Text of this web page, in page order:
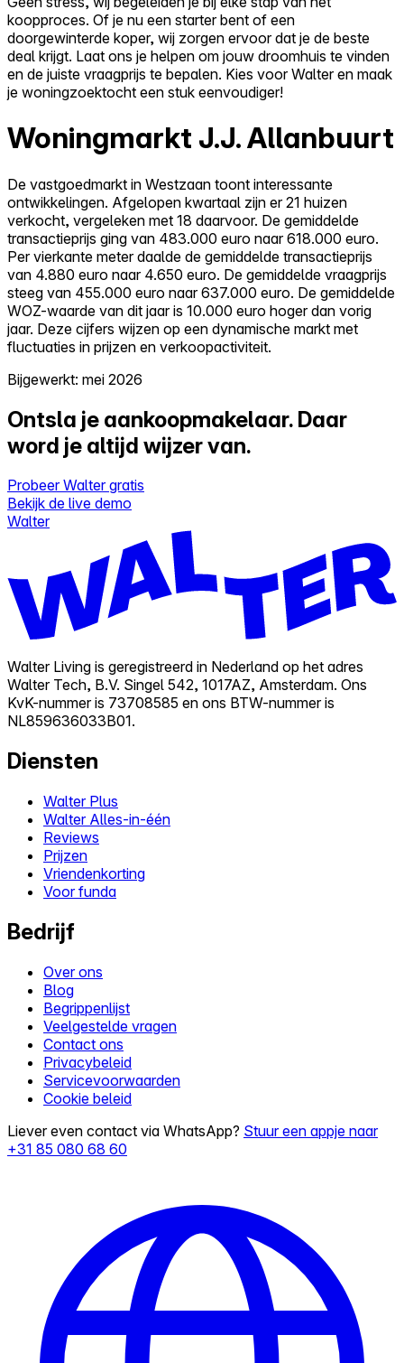
koopproces. Of je nu een starter bent of een
doorgewinterde koper, wij zorgen ervoor dat je de beste
deal krijgt. Laat ons je helpen om jouw droomhuis te vinden
en de juiste vraagprijs te bepalen. Kies voor Walter en maak
je woningzoektocht een stuk eenvoudiger!
Woningmarkt J.J. Allanbuurt
De vastgoedmarkt in Westzaan toont interessante
ontwikkelingen. Afgelopen kwartaal zijn er 21 huizen
verkocht, vergeleken met 18 daarvoor. De gemiddelde
transactieprijs ging van 483.000 euro naar 618.000 euro.
Per vierkante meter daalde de gemiddelde transactieprijs
van 4.880 euro naar 4.650 euro. De gemiddelde vraagprijs
steeg van 455.000 euro naar 637.000 euro. De gemiddelde
WOZ-waarde van dit jaar is 10.000 euro hoger dan vorig
jaar. Deze cijfers wijzen op een dynamische markt met
fluctuaties in prijzen en verkoopactiviteit.
Bijgewerkt: mei 2026
Ontsla je aankoopmakelaar. Daar
word je altijd wijzer van.
Probeer Walter gratis
Bekijk de live demo
Walter
Walter Living is geregistreerd in Nederland op het adres
Walter Tech, B.V. Singel 542, 1017AZ, Amsterdam. Ons
KvK-nummer is 73708585 en ons BTW-nummer is
NL859636033B01.
Diensten
Walter Plus
Walter Alles-in-één
Reviews
Prijzen
Vriendenkorting
Voor funda
Bedrijf
Over ons
Blog
Begrippenlijst
Veelgestelde vragen
Contact ons
Privacybeleid
Servicevoorwaarden
Cookie beleid
Liever even contact via WhatsApp? Stuur een appje naar
+31 85 080 68 60